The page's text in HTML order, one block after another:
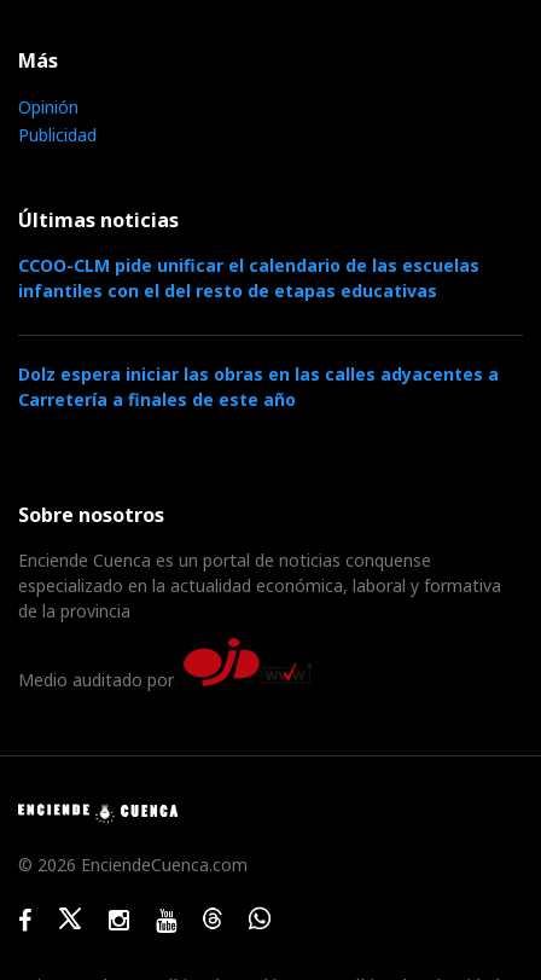
Más
Opinión
Publicidad
Últimas noticias
CCOO-CLM pide unificar el calendario de las escuelas
infantiles con el del resto de etapas educativas
Dolz espera iniciar las obras en las calles adyacentes a
Carretería a finales de este año
Sobre nosotros
Enciende Cuenca es un portal de noticias conquense
especializado en la actualidad económica, laboral y formativa
de la provincia
Medio auditado por
© 2026 EnciendeCuenca.com
FacebookTwitterInstagramYoutubeThreadsWhatsApp